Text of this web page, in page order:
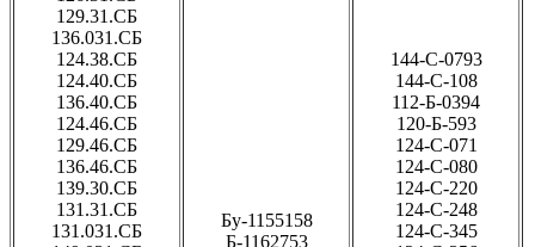
129.31.СБ
136.031.СБ
124.38.СБ
124.40.СБ
136.40.СБ
124.46.СБ
129.46.СБ
136.46.СБ
139.30.СБ
131.31.СБ
131.031.СБ
Бу-1155158
Б-1162753
144-С-0793
144-С-108
112-Б-0394
120-Б-593
124-С-071
124-С-080
124-С-220
124-С-248
124-С-345